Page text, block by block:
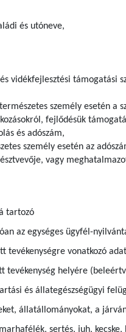
és utóneve,
vidékfejlesztési támogatási
személy esetén a
fejlődésük
és adószám,
személy esetén az
vagy
tartozó
az egységes ügyfél-
tevékenységre vonatkozó
tevékenység helyére
és állategészségügyi
állatállományokat, a
sertés, juh,